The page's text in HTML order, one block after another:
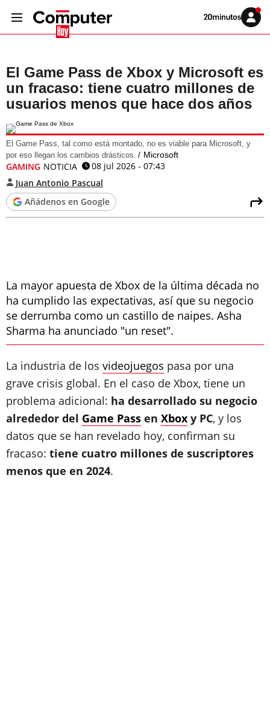
Volver
Iniciar
sesión
El Game Pass de Xbox y Microsoft es
un fracaso: tiene cuatro millones de
usuarios menos que hace dos años
El Game Pass, tal como está montado, no es viable para Microsoft, y
por eso llegan los cambios drásticos.
Microsoft
GAMING NOTICIA
08 jul 2026 - 07:43
Juan Antonio Pascual
Añádenos en Google
La mayor apuesta de Xbox de la última década no
ha cumplido las expectativas, así que su negocio
se derrumba como un castillo de naipes. Asha
Sharma ha anunciado "un reset".
La industria de los videojuegos pasa por una
grave crisis global. En el caso de Xbox, tiene un
problema adicional: ha desarrollado su negocio
alrededor del Game Pass en Xbox y PC, y los
datos que se han revelado hoy, confirman su
fracaso: tiene cuatro millones de suscriptores
menos que en 2024.